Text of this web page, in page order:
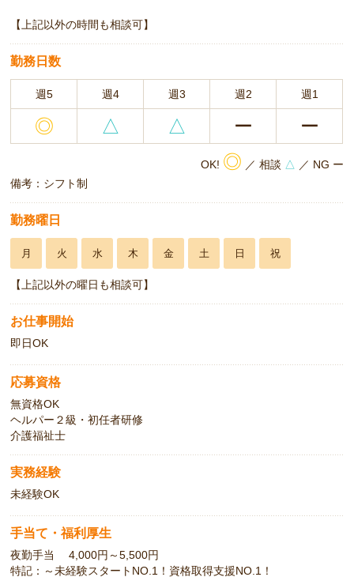
【上記以外の時間も相談可】
勤務日数
週5 週4 週3 週2 週1
◎ △ △ ー ー
OK! ◎ ／ 相談 △ ／ NG ー
備考：シフト制
勤務曜日
月 火 水 木 金 土 日 祝
【上記以外の曜日も相談可】
お仕事開始
即日OK
応募資格
無資格OK
ヘルパー２級・初任者研修
介護福祉士
実務経験
未経験OK
手当て・福利厚生
夜勤手当 4,000円～5,500円
特記：～未経験スタートNO.1！資格取得支援NO.1！